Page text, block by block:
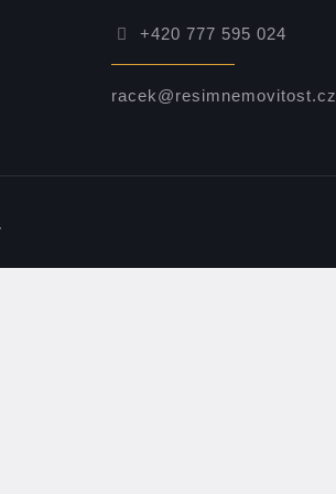
+420 777 595 024
racek@resimnemovitost.cz
.